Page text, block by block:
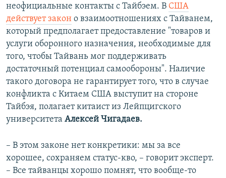
неофициальные контакты с Тайбэем. В США
действует закон о взаимоотношениях с Тайванем,
который предполагает предоставление "товаров и
услуги оборонного назначения, необходимые для
того, чтобы Тайвань мог поддерживать
достаточный потенциал самообороны". Наличие
такого договора не гарантирует того, что в случае
конфликта с Китаем США выступит на стороне
Тайбэя, полагает китаист из Лейпцигского
университета Алексей Чигадаев.
– В этом законе нет конкретики: мы за все
хорошее, сохраняем статус-кво, – говорит эксперт.
– Все тайванцы хорошо помнят, что вообще-то